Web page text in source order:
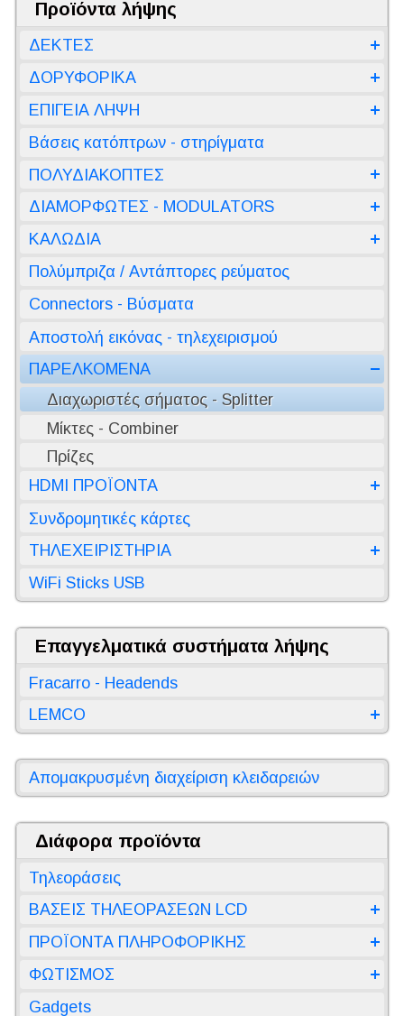
Προϊόντα λήψης
ΔΕΚΤΕΣ
ΔΟΡΥΦΟΡΙΚΑ
ΕΠΙΓΕΙΑ ΛΗΨΗ
Βάσεις κατόπτρων - στηρίγματα
ΠΟΛΥΔΙΑΚΟΠΤΕΣ
ΔΙΑΜΟΡΦΩΤΕΣ - MODULATORS
ΚΑΛΩΔΙΑ
Πολύμπριζα / Αντάπτορες ρεύματος
Connectors - Βύσματα
Αποστολή εικόνας - τηλεχειρισμού
ΠΑΡΕΛΚΟΜΕΝΑ
Διαχωριστές σήματος - Splitter
Μίκτες - Combiner
Πρίζες
HDMI ΠΡΟΪΟΝΤΑ
Συνδρομητικές κάρτες
ΤΗΛΕΧΕΙΡΙΣΤΗΡΙΑ
WiFi Sticks USB
Επαγγελματικά συστήματα λήψης
Fracarro - Headends
LEMCO
Απομακρυσμένη διαχείριση κλειδαρειών
Διάφορα προϊόντα
Τηλεοράσεις
ΒΑΣΕΙΣ ΤΗΛΕΟΡΑΣΕΩΝ LCD
ΠΡΟΪΟΝΤΑ ΠΛΗΡΟΦΟΡΙΚΗΣ
ΦΩΤΙΣΜΟΣ
Gadgets